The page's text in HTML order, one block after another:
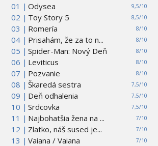
01 | 9,5/10
Odysea
02 |
8,5/10
Toy Story 5
03 |
8/10
Romería
04 |
8/10
Prisahám, že za to n...
05 |
8/10
Spider-Man: Nový Deň
06 |
8/10
Leviticus
07 |
8/10
Pozvanie
08 |
7,5/10
Škaredá sestra
09 |
7,5/10
Deň odhalenia
10 |
7,5/10
Srdcovka
11 |
7/10
Najbohatšia žena na ...
12 |
7/10
Zlatko, náš sused je...
13 |
7/10
Vaiana / Vaiana